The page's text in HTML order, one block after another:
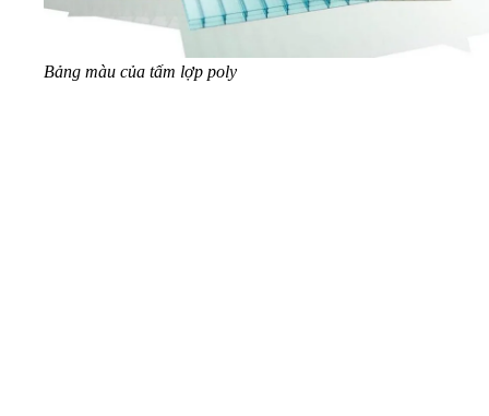
Bảng màu của tấm lợp poly